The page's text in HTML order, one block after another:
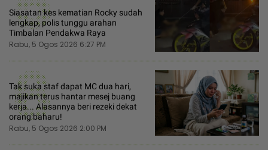
Siasatan kes kematian Rocky sudah
lengkap, polis tunggu arahan
Timbalan Pendakwa Raya
Rabu, 5 Ogos 2026 6:27 PM
6
Tak suka staf dapat MC dua hari,
majikan terus hantar mesej buang
kerja... Alasannya beri rezeki dekat
orang baharu!
Rabu, 5 Ogos 2026 2:00 PM